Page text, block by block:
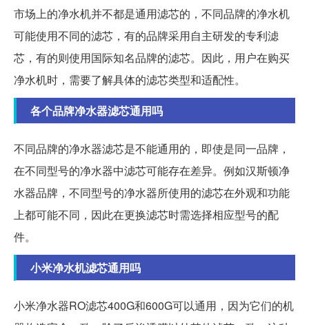
市场上的净水机并不都是通用滤芯的，不同品牌的净水机
可能使用不同的滤芯，有的品牌采用自主研发的专利滤
芯，有的则使用国际知名品牌的滤芯。因此，用户在购买
净水机时，需要了解具体的滤芯类型和适配性。
各个品牌净水器滤芯通用吗
不同品牌的净水器滤芯是不能通用的，即使是同一品牌，
在不同型号的净水器中滤芯可能存在差异。例如汉斯顿净
水器品牌，不同型号的净水器所使用的滤芯在外观和功能
上都可能不同，因此在更换滤芯时需选择相应型号的配
件。
小米净水机滤芯通用吗
小米净水器RO滤芯400G和600G可以通用，因为它们的机